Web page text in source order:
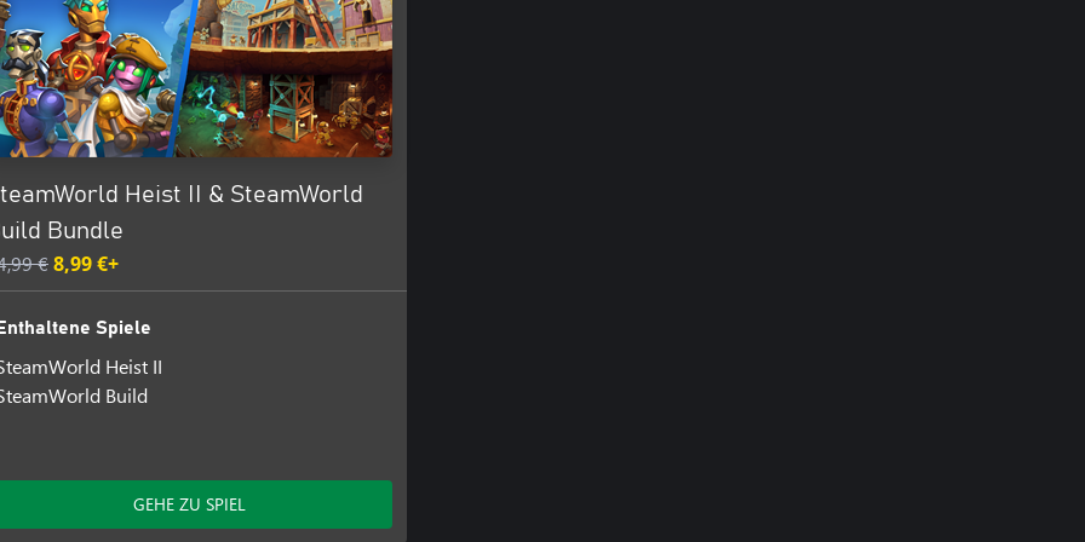
Schätze
an
die zu deinem
mit über 30 Stunden
Crew durch tückische
Heist II & SteamWorld
Bundle
€8,99 €+
Enthaltene Spiele
Heist II
Build
GEHE ZU SPIEL